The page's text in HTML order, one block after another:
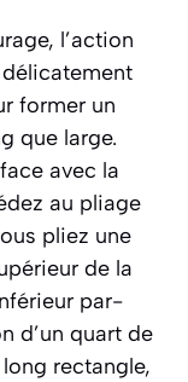
l’action
former un
que large.
avec la
au pliage
pliez une
de la
par-
d’un quart de
rectangle,